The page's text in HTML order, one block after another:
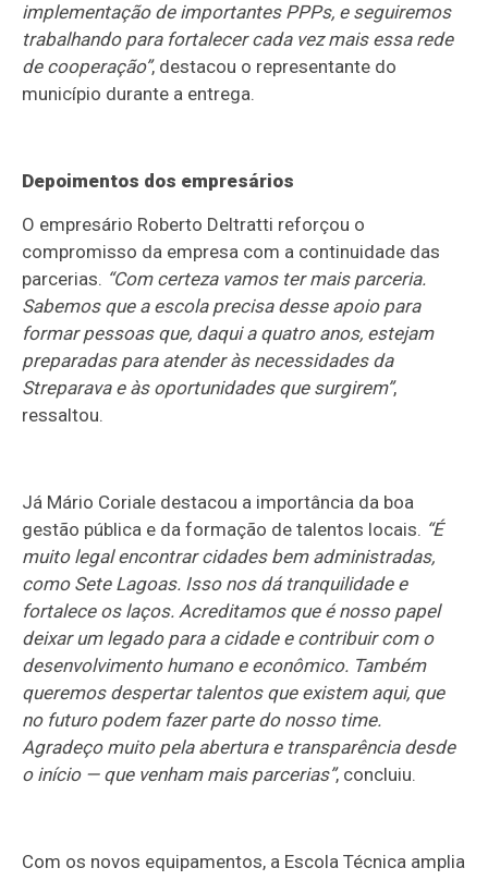
implementação de importantes PPPs, e seguiremos
trabalhando para fortalecer cada vez mais essa rede
de cooperação”, destacou o representante do
município durante a entrega.
Depoimentos dos empresários
O empresário Roberto Deltratti reforçou o
compromisso da empresa com a continuidade das
parcerias. “Com certeza vamos ter mais parceria.
Sabemos que a escola precisa desse apoio para
formar pessoas que, daqui a quatro anos, estejam
preparadas para atender às necessidades da
Streparava e às oportunidades que surgirem”,
ressaltou.
Já Mário Coriale destacou a importância da boa
gestão pública e da formação de talentos locais. “É
muito legal encontrar cidades bem administradas,
como Sete Lagoas. Isso nos dá tranquilidade e
fortalece os laços. Acreditamos que é nosso papel
deixar um legado para a cidade e contribuir com o
desenvolvimento humano e econômico. Também
queremos despertar talentos que existem aqui, que
no futuro podem fazer parte do nosso time.
Agradeço muito pela abertura e transparência desde
o início — que venham mais parcerias”, concluiu.
Com os novos equipamentos, a Escola Técnica amplia